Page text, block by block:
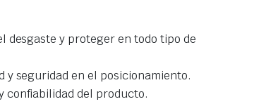
desgaste y proteger en todo tipo de
seguridad en el posicionamiento.
confiabilidad del producto.